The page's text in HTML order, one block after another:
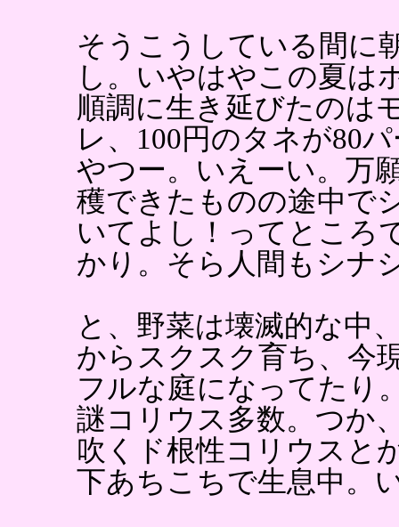
そうこうしている間に
し。いやはやこの夏は
順調に生き延びたのは
レ、100円のタネが80
やつー。いえーい。万
穫できたものの途中で
いてよし！ってところ
かり。そら人間もシナ
と、野菜は壊滅的な中
からスクスク育ち、今
フルな庭になってたり
謎コリウス多数。つか
吹くド根性コリウスと
下あちこちで生息中。